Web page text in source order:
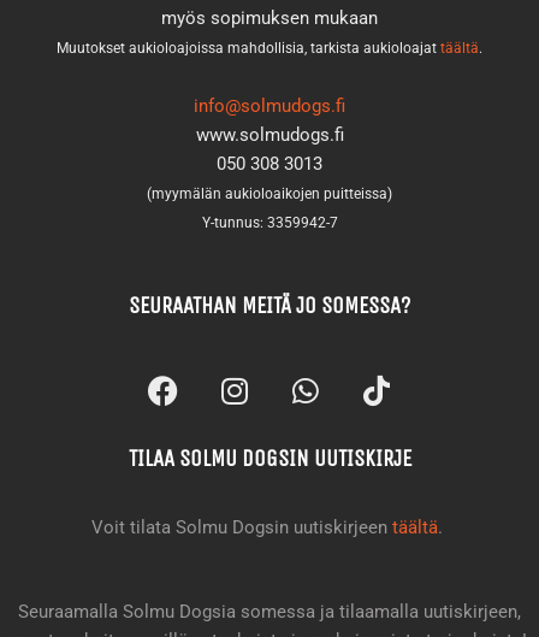
myös sopimuksen mukaan
Muutokset aukioloajoissa mahdollisia, tarkista aukioloajat täältä.
info@solmudogs.fi
www.solmudogs.fi
050 308 3013
(myymälän aukioloaikojen puitteissa)
Y-tunnus: 3359942-7
SEURAATHAN MEITÄ JO SOMESSA?
F
a
e
o
I
n
t
g
m
W
h
t
a
T
i
t
k
TILAA SOLMU DOGSIN UUTISKIRJE
Voit tilata Solmu Dogsin uutiskirjeen täältä.
Seuraamalla Solmu Dogsia somessa ja tilaamalla uutiskirjeen,